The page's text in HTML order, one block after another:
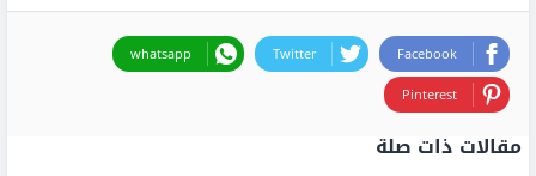
Facebook
Twitter
whatsapp
Pinterest
مقالات ذات صلة